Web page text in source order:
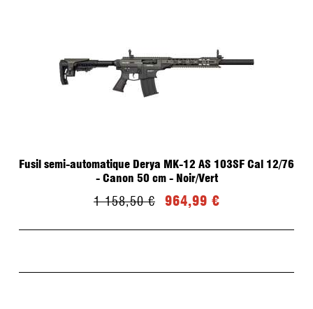
Fusil semi-automatique Derya MK-12 AS 103SF Cal 12/76
- Canon 50 cm - Noir/Vert
1 158,50 € 964,99 €